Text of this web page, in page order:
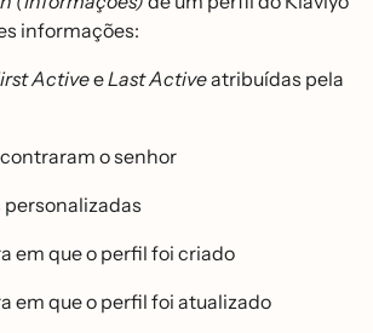
informações:
ActiveeLast Activeatribuídas pela
o senhor
em que o perfil foi criado
em que o perfil foi atualizado